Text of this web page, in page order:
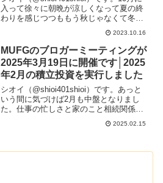
入って徐々に朝晩が涼しくなって夏の終
わりを感じつつももう秋じゃなくて冬に
入ってきているなと感じていますが、
2023年ももう終盤で終わりに差し掛かっ
ています。お祭り、運動会もコロナ前の
状況に...
2023.10.16
MUFGのブロガーミーティングが
2025年3月19日に開催です│2025
年2月の積立投資を実行しました
シオイ（@shioi401shioi）です。あっと
いう間に気づけば2月も中盤となりまし
た。仕事の忙しさと家のこと相続関係の
残務処理でなかなかのんびりしてもいら
れない日々が続いています。相場の方も
2025.02.15